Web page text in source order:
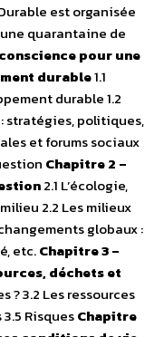
est organisée
quarantaine de
pour une
durable1.1
durable 1.2
stratégies, politiques,
et forums sociaux
Chapitre 2 –
2.1 L’écologie,
2.2 Les milieux
globaux :
etc.Chapitre 3 –
déchets et
? 3.2 Les ressources
RisquesChapitre